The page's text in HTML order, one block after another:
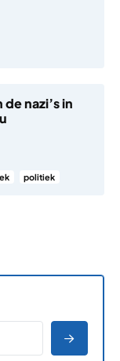
nazi’s in
politiek